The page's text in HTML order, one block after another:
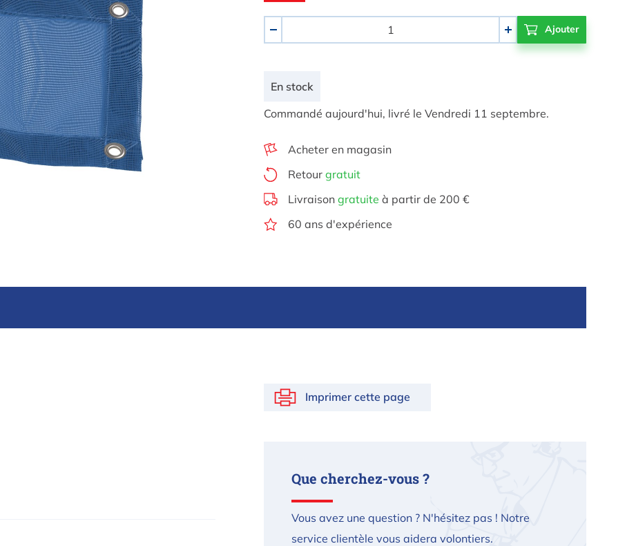
+
En stock
Commandé aujourd'hui, livré le Vendredi 11 septembre.
Acheter en magasin
Retour gratuit
Livraison gratuite à partir de 200 €
60 ans d'expérience
Imprimer cette page
Que cherchez-vous ?
Vous avez une question ? N'hésitez pas ! Notre
service clientèle vous aidera volontiers.